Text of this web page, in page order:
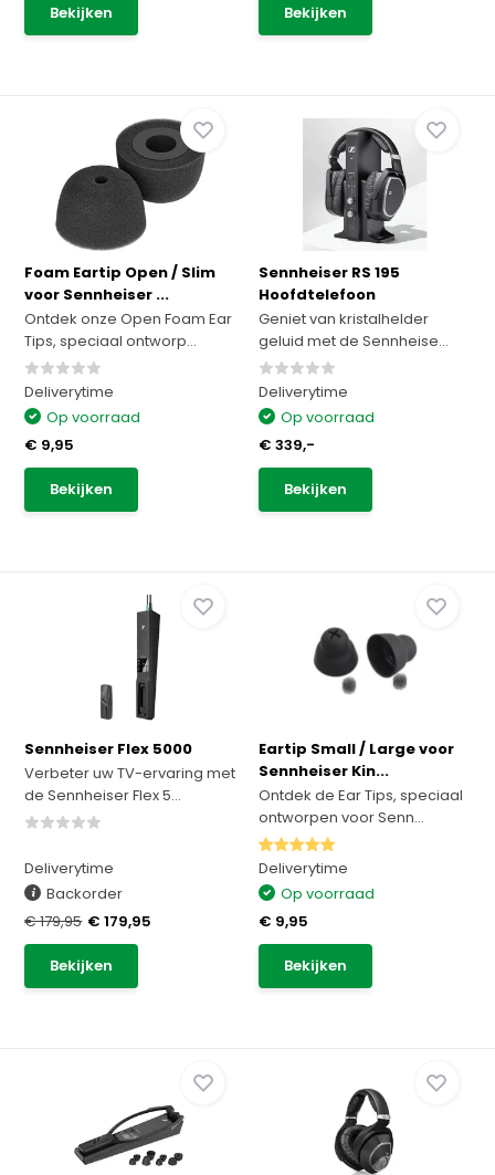
Bekijken Bekijken
Foam Eartip Open / Slim
voor Sennheiser ...
Ontdek onze Open Foam Ear
Tips, speciaal ontworp...
Deliverytime
Op voorraad
€ 9,95
Bekijken
Sennheiser RS 195
Hoofdtelefoon
Geniet van kristalhelder
geluid met de Sennheise...
Deliverytime
Op voorraad
€ 339,-
Bekijken
Sennheiser Flex 5000
Verbeter uw TV-ervaring met
de Sennheiser Flex 5...
Deliverytime
Backorder
€ 179,95 € 179,95
Bekijken
Eartip Small / Large voor
Sennheiser Kin...
Ontdek de Ear Tips, speciaal
ontworpen voor Senn...
Deliverytime
Op voorraad
€ 9,95
Bekijken